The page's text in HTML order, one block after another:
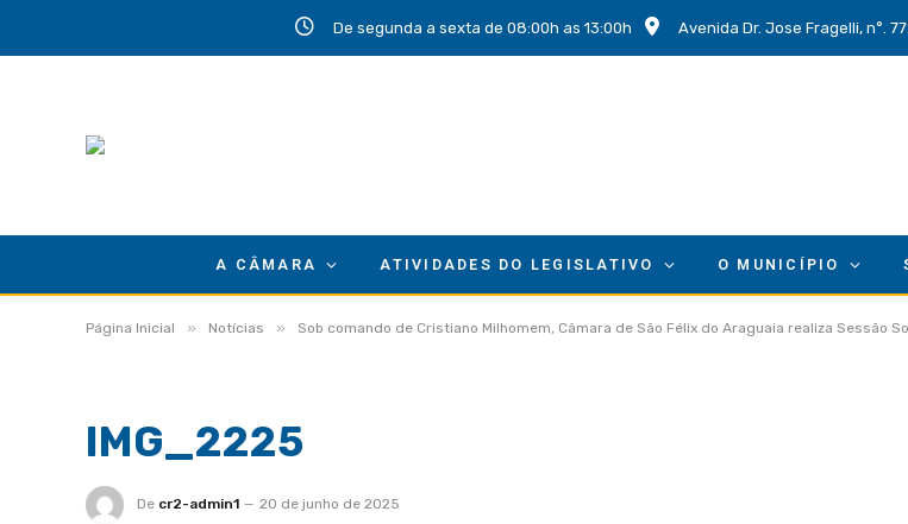
De segunda a sexta de 08:00h as 13:00h Avenida Dr. Jose Fragelli, n°.
A CÂMARA ATIVIDADES DO LEGISLATIVO O MUNICÍPIO
Página Inicial » Notícias » Sob comando de Cristiano Milhomem, Câmara de São Félix do Araguaia realiza Sessão
IMG_2225
De cr2-admin1 20 de junho de 2025